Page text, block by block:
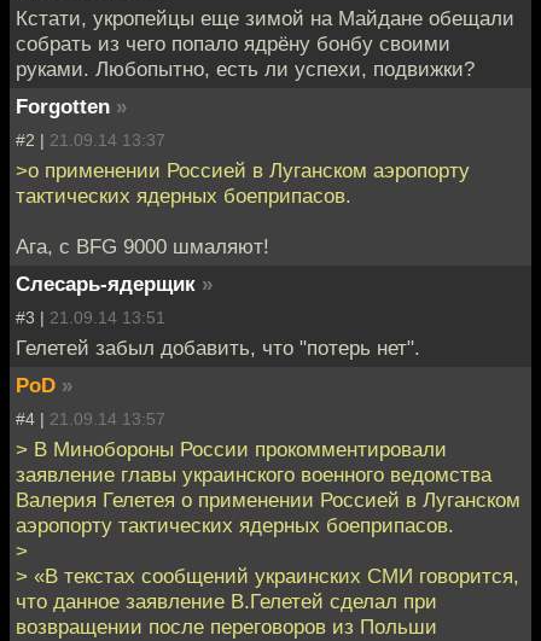
Кстати, укропейцы еще зимой на Майдане обещали
собрать из чего попало ядрёну бонбу своими
руками. Любопытно, есть ли успехи, подвижки?
Forgotten »
#2 | 21.09.14 13:37
>о применении Россией в Луганском аэропорту
тактических ядерных боеприпасов.
Ага, с BFG 9000 шмаляют!
Слесарь-ядерщик »
#3 | 21.09.14 13:51
Гелетей забыл добавить, что "потерь нет".
PoD »
#4 | 21.09.14 13:57
> В Минобороны России прокомментировали
заявление главы украинского военного ведомства
Валерия Гелетея о применении Россией в Луганском
аэропорту тактических ядерных боеприпасов.
>
> «В текстах сообщений украинских СМИ говорится,
что данное заявление В.Гелетей сделал при
возвращении после переговоров из Польши